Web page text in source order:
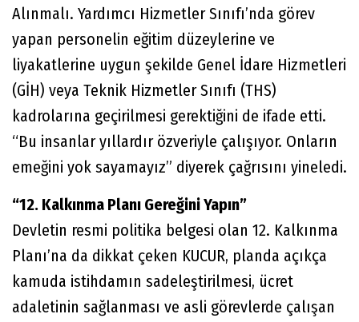
Alınmalı. Yardımcı Hizmetler Sınıfı’nda görev
yapan personelin eğitim düzeylerine ve
liyakatlerine uygun şekilde Genel İdare Hizmetleri
(GİH) veya Teknik Hizmetler Sınıfı (THS)
kadrolarına geçirilmesi gerektiğini de ifade etti.
“Bu insanlar yıllardır özveriyle çalışıyor. Onların
emeğini yok sayamayız” diyerek çağrısını yineledi.
“12. Kalkınma Planı Gereğini Yapın”
Devletin resmi politika belgesi olan 12. Kalkınma
Planı’na da dikkat çeken KUCUR, planda açıkça
kamuda istihdamın sadeleştirilmesi, ücret
adaletinin sağlanması ve asli görevlerde çalışan